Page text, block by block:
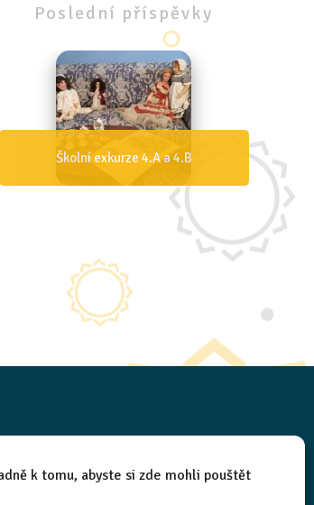
k tomu, abyste si zde mohli pouštět
Poslední příspěvky
Školní exkurze 4.A a 4.B